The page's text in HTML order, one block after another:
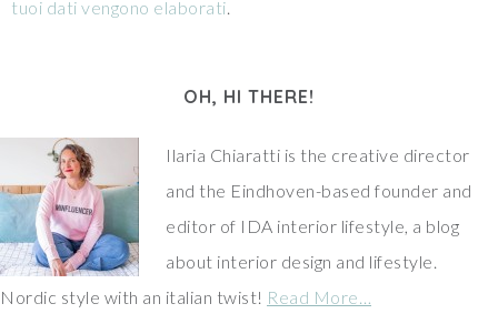
tuoi dati vengono elaborati
OH, HI THERE!
Ilaria Chiaratti is the creative director
and the Eindhoven-based founder and
editor of IDA interior lifestyle, a blog
about interior design and lifestyle.
Nordic style with an italian twist! Read More…